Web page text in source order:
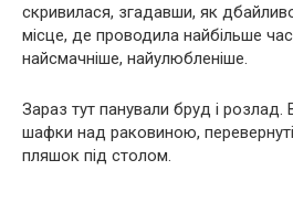
скривилася, згадавши, як
місце, де проводила найбільше
найсмачніше, найулюбленіше.
Зараз тут панували бруд і розлад.
шафки над раковиною, перевернуті
пляшок під столом.